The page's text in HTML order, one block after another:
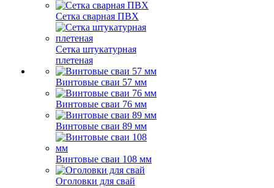
Сетка сварная ПВХ
Сетка штукатурная
плетеная
Винтовые сваи 57 мм
Винтовые сваи 76 мм
Винтовые сваи 89 мм
Винтовые сваи 108 мм
Оголовки для свай